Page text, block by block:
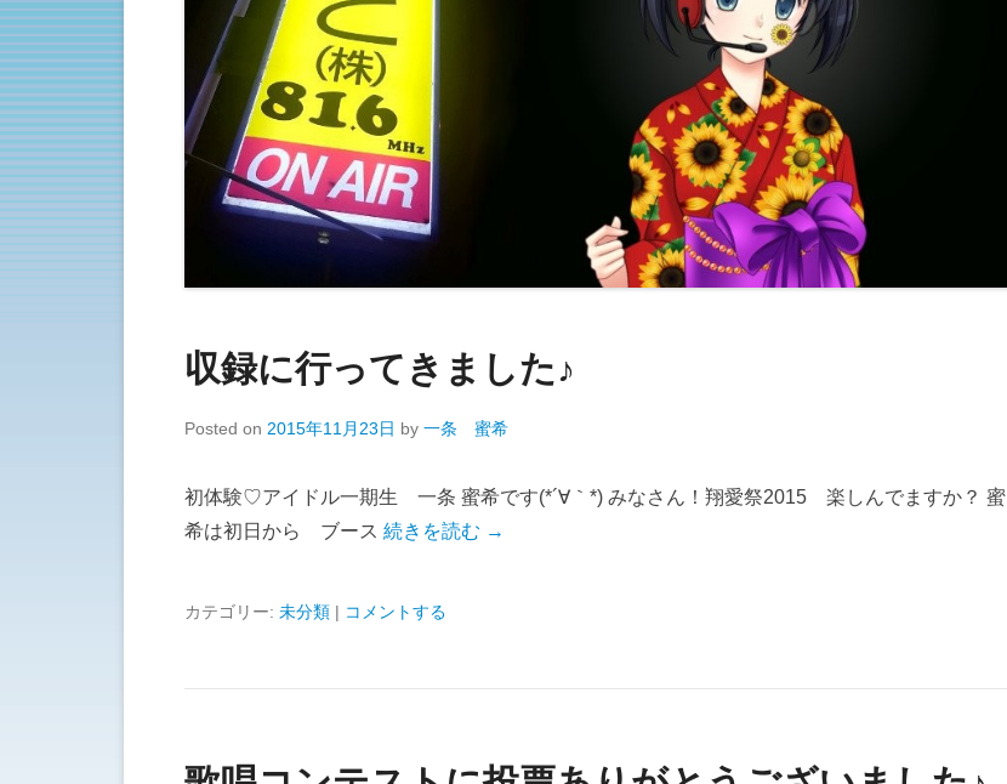
収録に行ってきました♪
Posted on 2015年11月23日 by 一条 蜜希
初体験♡アイドル一期生 一条 蜜希です(*´∀｀*) みなさん！翔愛祭2015 楽しんでますか？ 蜜
希は初日から ブース 続きを読む →
カテゴリー: 未分類 | コメントする